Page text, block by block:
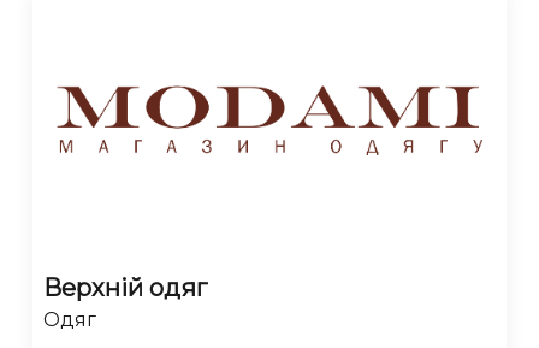
Верхній одяг
Одяг